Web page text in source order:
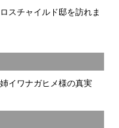
スチャイルド邸を訪れま
イワナガヒメ様の真実